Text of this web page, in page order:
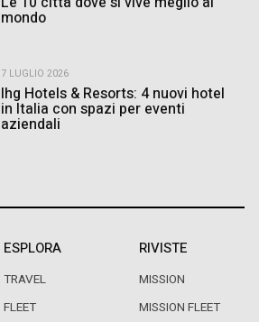
mondo
7 LUGLIO 2026
Ihg Hotels & Resorts: 4 nuovi hotel
in Italia con spazi per eventi
aziendali
ESPLORA
TRAVEL
FLEET
RIVISTE
MISSION
MISSION FLEET